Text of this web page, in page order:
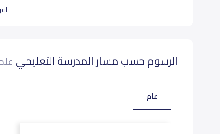
الرسوم حسب مسار المدرسة التعليمي
عام